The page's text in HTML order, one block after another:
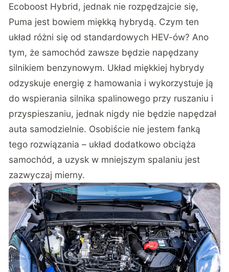
Ecoboost Hybrid, jednak nie rozpędzajcie się,
Puma jest bowiem miękką hybrydą. Czym ten
układ różni się od standardowych HEV-ów? Ano
tym, że samochód zawsze będzie napędzany
silnikiem benzynowym. Układ miękkiej hybrydy
odzyskuje energię z hamowania i wykorzystuje ją
do wspierania silnika spalinowego przy ruszaniu i
przyspieszaniu, jednak nigdy nie będzie napędzał
auta samodzielnie. Osobiście nie jestem fanką
tego rozwiązania – układ dodatkowo obciąża
samochód, a uzysk w mniejszym spalaniu jest
zazwyczaj mierny.